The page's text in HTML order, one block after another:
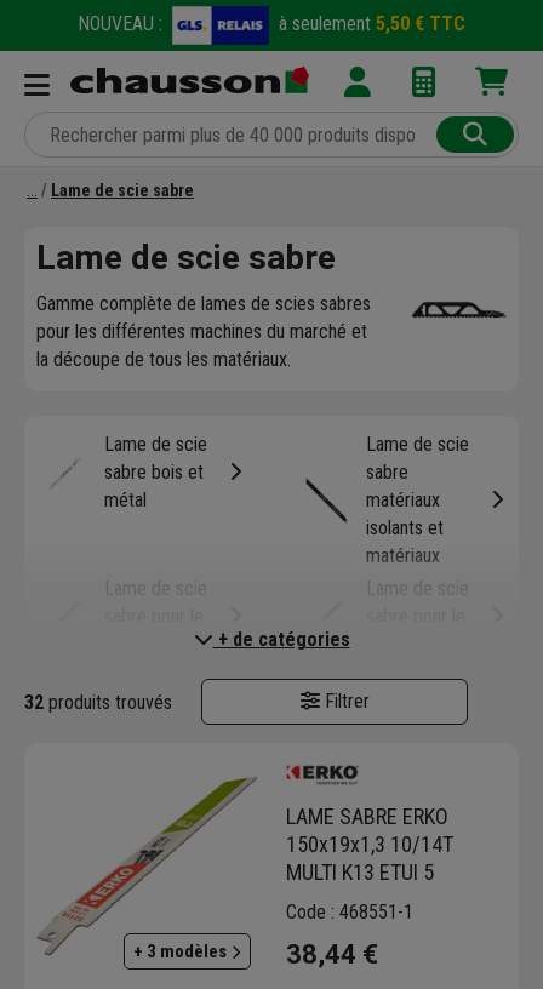
NOUVEAU : à seulement 5,50 € TTC
Lame de scie sabre
Lame de scie sabre
Gamme complète de lames de scies sabres
pour les différentes machines du marché et
la découpe de tous les matériaux.
Lame de scie
sabre bois et
métal
Lame de scie
sabre
matériaux
isolants et
matériaux
Lame de scie
Lame de scie
+ de catégories
32 produits trouvés Filtrer
+ 3 modèles
LAME SABRE ERKO
150x19x1,3 10/14T
MULTI K13 ETUI 5
Code : 468551-1
38,44 €